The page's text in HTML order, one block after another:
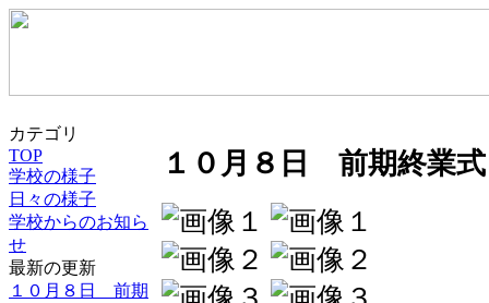
カテゴリ
TOP
学校の様子
日々の様子
学校からのお知ら
せ
最新の更新
１０月８日 前期
１０月８日 前期終業式